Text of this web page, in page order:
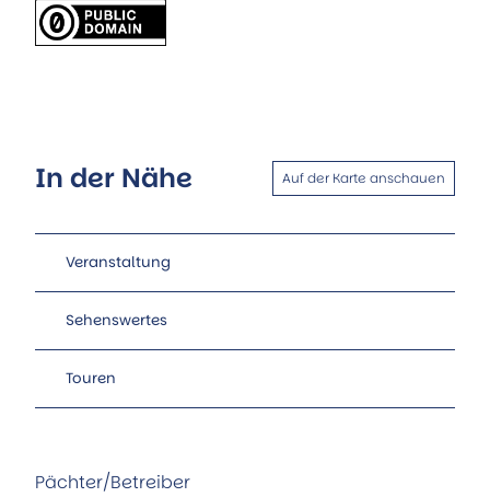
In der Nähe Auf der Karte anschauen
Veranstaltung
Sehenswertes
Touren
Pächter/Betreiber